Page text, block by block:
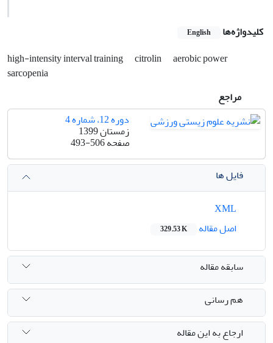
کلیدواژه‌ها English
high-intensity interval training citrolin
aerobic power
sarcopenia
مراجع
دوره 12، شماره 4
زمستان 1399
صفحه493-506
فایل ها
اصل مقاله
329.53 K
سابقه مقاله
هم رسانی
ارجاع به این مقاله